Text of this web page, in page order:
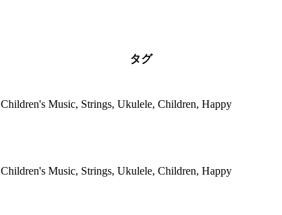
タグ
Children's Music, Strings, Ukulele, Children, Happy
Children's Music, Strings, Ukulele, Children, Happy